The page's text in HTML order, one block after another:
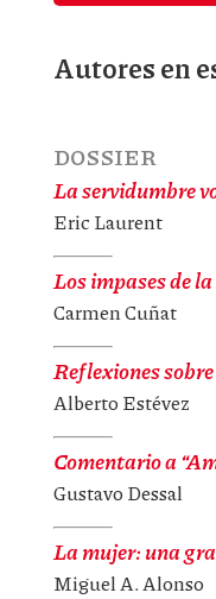
Autores en
DOSSIER
La servidumbre
Eric Laurent
Los impases de
Carmen Cuñat
Reflexiones
Alberto Estévez
Comentario a
Gustavo Dessal
La mujer: una
Miguel A. Alonso